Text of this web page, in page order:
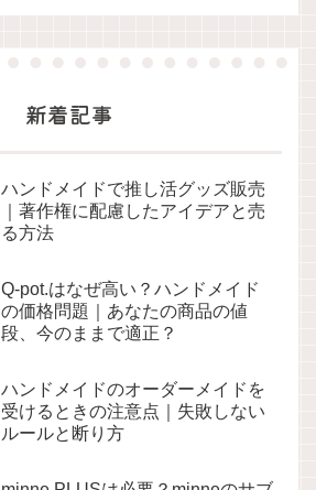
新着記事
ハンドメイドで推し活グッズ販売
｜著作権に配慮したアイデアと売
る方法
Q-pot.はなぜ高い？ハンドメイド
の価格問題｜あなたの商品の値
段、今のままで適正？
ハンドメイドのオーダーメイドを
受けるときの注意点｜失敗しない
ルールと断り方